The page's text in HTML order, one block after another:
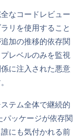
なコードレビュー
リを使用すること
加の推移的依存関
レベルのみを監視
に注入された悪意
テム全体で継続的
パッケージが依存関
にも気付かれる前